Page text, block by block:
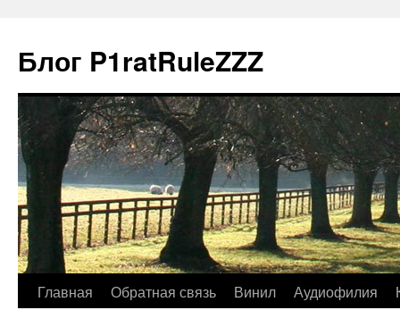
Блог P1ratRuleZZZ
Главная Обратная связь Винил Аудиофилия